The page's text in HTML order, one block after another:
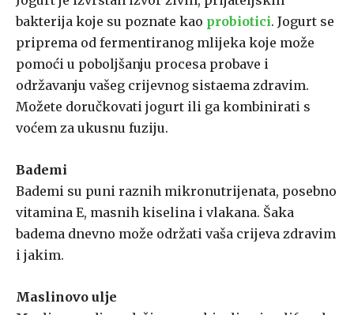
bakterija koje su poznate kao probiotici. Jogurt se
priprema od fermentiranog mlijeka koje može
pomoći u poboljšanju procesa probave i
održavanju vašeg crijevnog sistaema zdravim.
Možete doručkovati jogurt ili ga kombinirati s
voćem za ukusnu fuziju.
Bademi
Bademi su puni raznih mikronutrijenata, posebno
vitamina E, masnih kiselina i vlakana. Šaka
badema dnevno može održati vaša crijeva zdravim
i jakim.
Maslinovo ulje